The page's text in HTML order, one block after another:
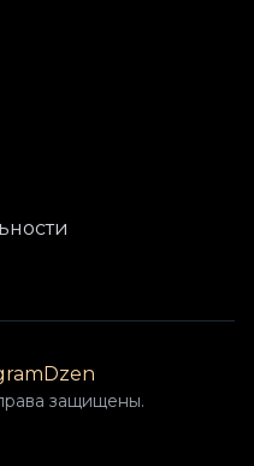
Dzen
защищены.